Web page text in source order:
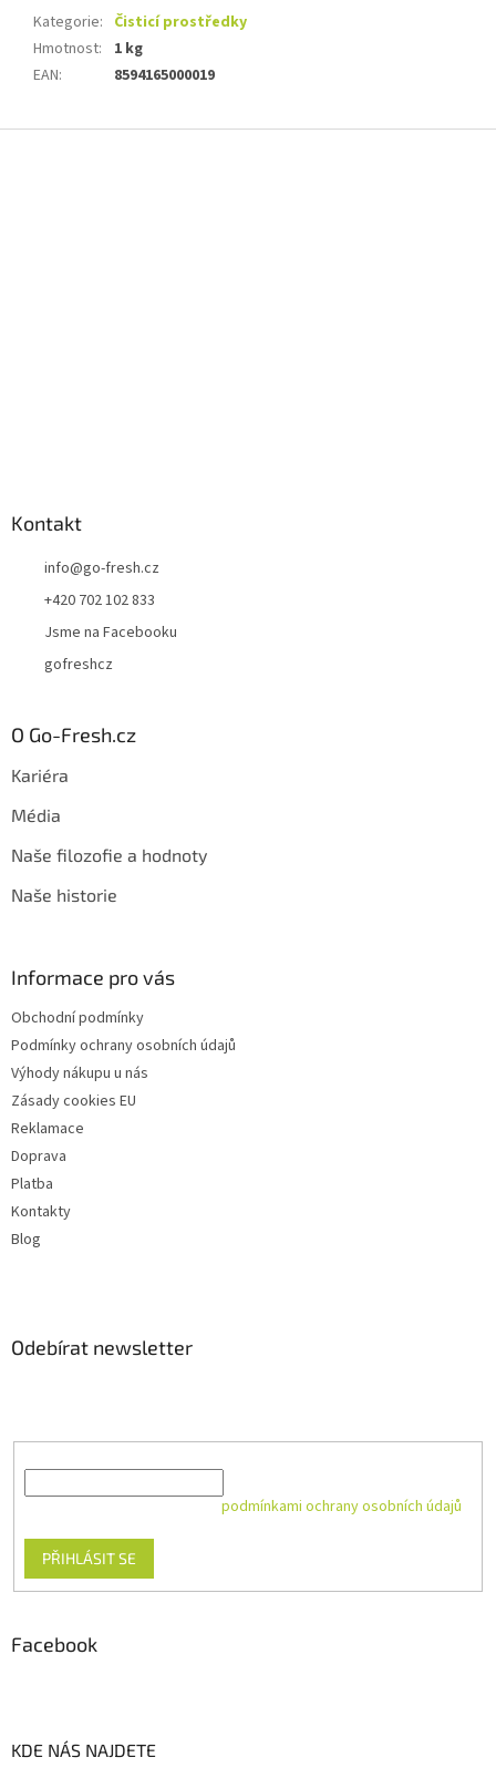
Kategorie: Čisticí prostředky
Hmotnost:
1 kg
EAN: 8594165000019
Kontakt
info@go-fresh.cz
+420 702 102 833
Jsme na Facebooku
gofreshcz
O Go-Fresh.cz
Kariéra
Média
Naše filozofie a hodnoty
Naše historie
Informace pro vás
Obchodní podmínky
Podmínky ochrany osobních údajů
Výhody nákupu u nás
Zásady cookies EU
Reklamace
Doprava
Platba
Kontakty
Blog
Odebírat newsletter
podmínkami ochrany osobních údajů
PŘIHLÁSIT SE
Facebook
KDE NÁS NAJDETE